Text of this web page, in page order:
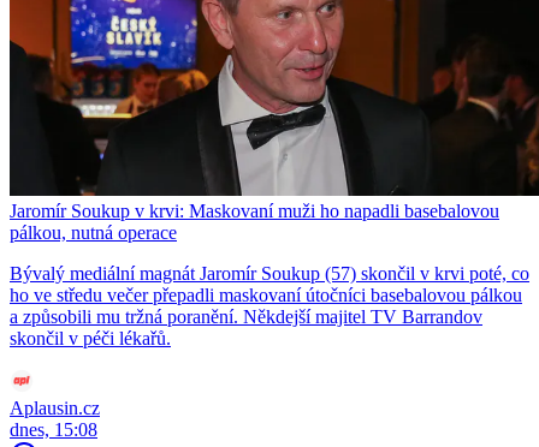
Jaromír Soukup v krvi: Maskovaní muži ho napadli basebalovou
pálkou, nutná operace
Bývalý mediální magnát Jaromír Soukup (57) skončil v krvi poté, co
ho ve středu večer přepadli maskovaní útočníci basebalovou pálkou
a způsobili mu tržná poranění. Někdejší majitel TV Barrandov
skončil v péči lékařů.
Aplausin.cz
dnes, 15:08